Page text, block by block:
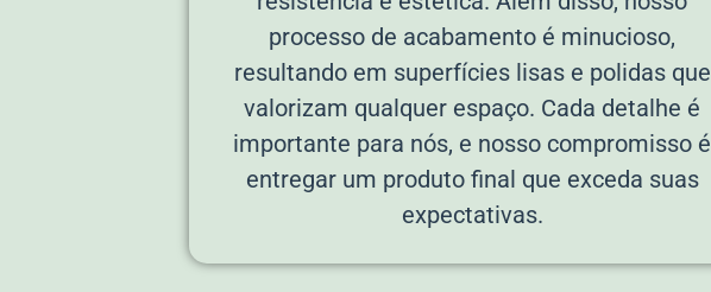
processo de acabamento é minucioso,
resultando em superfícies lisas e polidas que
valorizam qualquer espaço. Cada detalhe é
importante para nós, e nosso compromisso é
entregar um produto final que exceda suas
expectativas.